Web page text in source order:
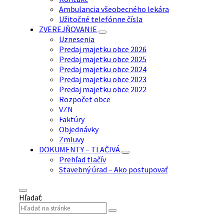
Ambulancia všeobecného lekára
Užitočné telefónne čísla
ZVEREJŇOVANIE
Uznesenia
Predaj majetku obce 2026
Predaj majetku obce 2025
Predaj majetku obce 2024
Predaj majetku obce 2023
Predaj majetku obce 2022
Rozpočet obce
VZN
Faktúry
Objednávky
Zmluvy
DOKUMENTY – TLAČIVÁ
Prehľad tlačív
Stavebný úrad – Ako postupovať
Hľadať: